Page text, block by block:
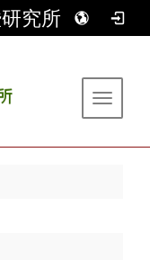
究所
Toggle